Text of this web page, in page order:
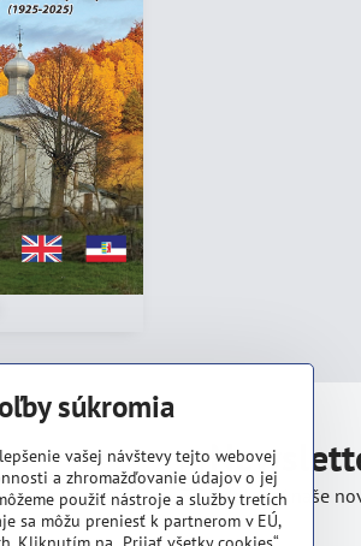
Odoberať naše
súkromia
vašej návštevy tejto webovej
a zhromažďovanie údajov o jej
použiť nástroje a služby tretích
sa môžu preniesť k partnerom v EÚ,